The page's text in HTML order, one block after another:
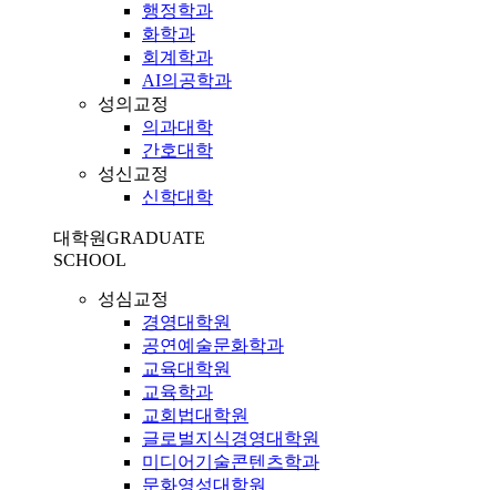
행정학과
화학과
회계학과
AI의공학과
성의교정
의과대학
간호대학
성신교정
신학대학
대학원GRADUATE
SCHOOL
성심교정
경영대학원
공연예술문화학과
교육대학원
교육학과
교회법대학원
글로벌지식경영대학원
미디어기술콘텐츠학과
문화영성대학원